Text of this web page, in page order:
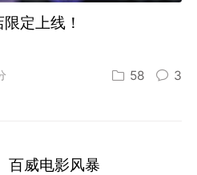
定上线！
58 3
百威电影风暴